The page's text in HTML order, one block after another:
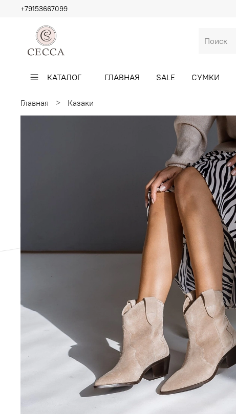
+79153667099
КАТАЛОГ ГЛАВНАЯ SALE СУМКИ
Главная Казаки